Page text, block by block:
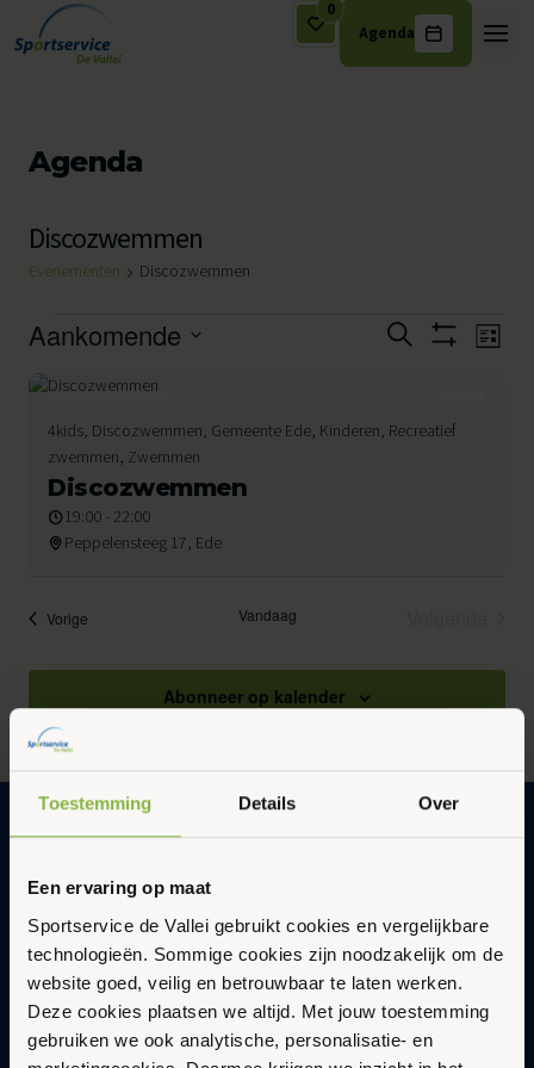
Toestemming Details Over
Een ervaring op maat
Sportservice de Vallei gebruikt cookies en vergelijkbare
technologieën. Sommige cookies zijn noodzakelijk om de
website goed, veilig en betrouwbaar te laten werken.
Deze cookies plaatsen we altijd. Met jouw toestemming
gebruiken we ook analytische, personalisatie- en
Ga naar de inhoud
0
Agenda
Agenda
Discozwemmen
Evenementen Discozwemmen
Evenementen
en
Zoeken Lijst
Aankomende
een
datum.
28
Augustus 2026
4kids, Discozwemmen, Gemeente Ede, Kinderen, Recreatief
zwemmen, Zwemmen
Discozwemmen
19:00 - 22:00
Peppelensteeg 17, Ede
Vorige Vandaag
Abonneer op kalender
Gezonder en vitaler leven in een
Sportservice De Vallei
Abonneer op onze nieuwsbrief
Updates en nieuws in je inbox.
E-